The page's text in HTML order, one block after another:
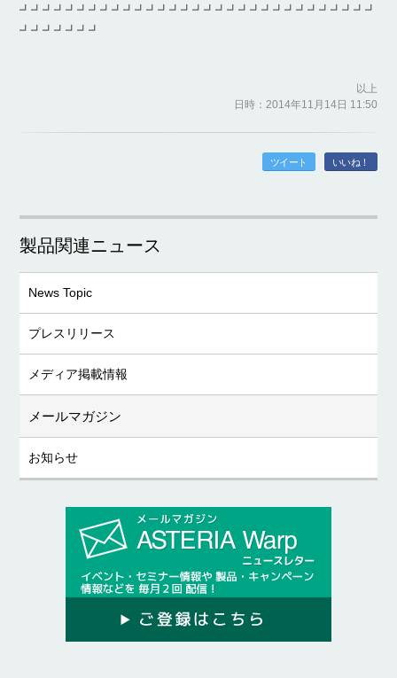
┛┛┛┛┛┛┛┛┛┛┛┛┛┛┛┛┛┛┛┛┛┛┛┛┛┛┛┛┛┛┛
┛┛┛┛┛┛┛
以上
日時：2014年11月14日 11:50
ツイート いいね！
製品関連ニュース
News Topic
プレスリリース
メディア掲載情報
メールマガジン
お知らせ